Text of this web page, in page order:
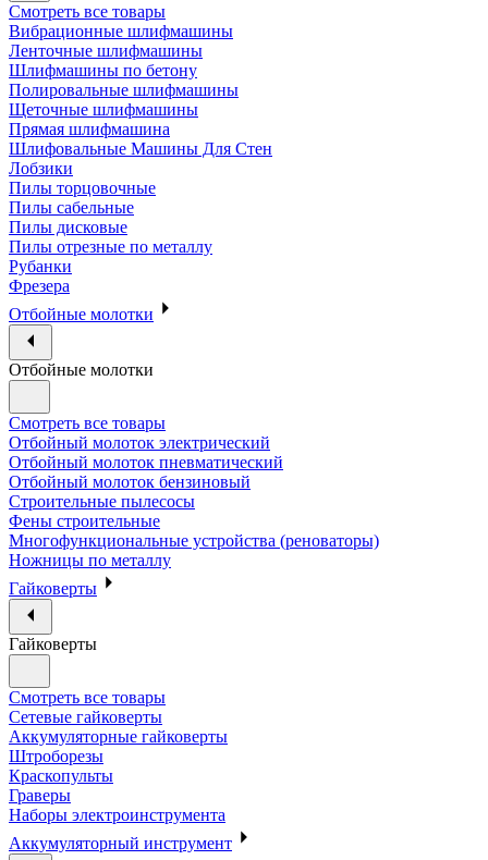
Смотреть все товары
Вибрационные шлифмашины
Ленточные шлифмашины
Шлифмашины по бетону
Полировальные шлифмашины
Щеточные шлифмашины
Прямая шлифмашина
Шлифовальные Машины Для Стен
Лобзики
Пилы торцовочные
Пилы сабельные
Пилы дисковые
Пилы отрезные по металлу
Рубанки
Фрезера
Отбойные молотки
Отбойные молотки
Смотреть все товары
Отбойный молоток электрический
Отбойный молоток пневматический
Отбойный молоток бензиновый
Строительные пылесосы
Фены строительные
Многофункциональные устройства (реноваторы)
Ножницы по металлу
Гайковерты
Гайковерты
Смотреть все товары
Сетевые гайковерты
Аккумуляторные гайковерты
Штроборезы
Краскопульты
Граверы
Наборы электроинструмента
Аккумуляторный инструмент